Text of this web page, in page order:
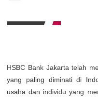
HSBC Bank Jakarta telah
yang paling diminati di
usaha dan individu yang